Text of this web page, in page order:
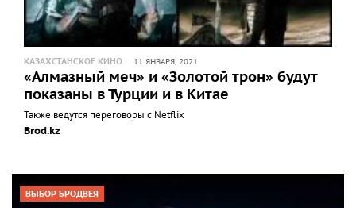
КАЗАХСТАНСКОЕ КИНО 11 ЯНВАРЯ, 2021
«Алмазный меч» и «Золотой трон» будут
показаны в Турции и в Китае
Также ведутся переговоры с Netflix
Brod.kz
ВЫБОР БРОДВЕЯ